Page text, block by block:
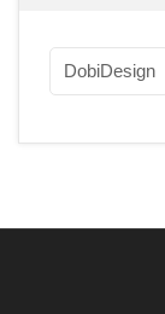
DobiDesign